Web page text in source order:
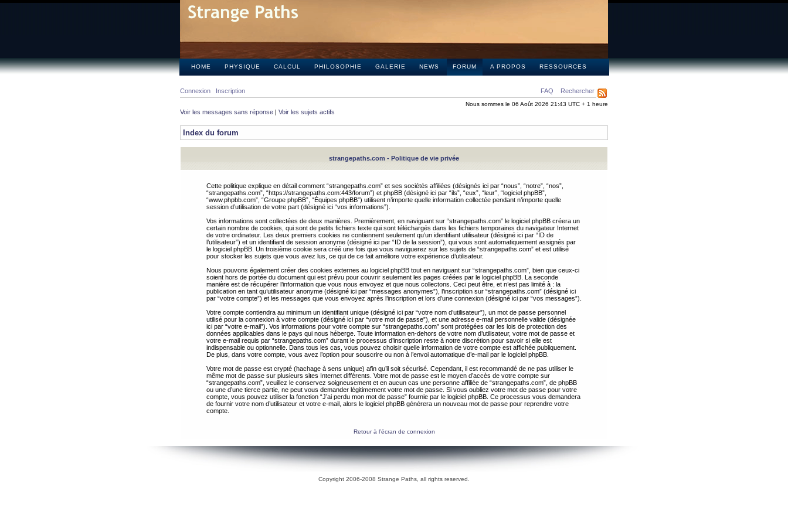
HOME PHYSIQUE CALCUL PHILOSOPHIE GALERIE NEWS FORUM A PROPOS RESSOURCES
FAQ Rechercher
Connexion Inscription
Nous sommes le 06 Août 2026 21:43 UTC + 1 heure
Voir les messages sans réponse | Voir les sujets actifs
Index du forum
strangepaths.com - Politique de vie privée
Cette politique explique en détail comment “strangepaths.com” et ses sociétés affiliées (désignés ici par “nous”, “notre”, “nos”,
“strangepaths.com”, “https://strangepaths.com:443/forum”) et phpBB (désigné ici par “ils”, “eux”, “leur”, “logiciel phpBB”,
“www.phpbb.com”, “Groupe phpBB”, “Équipes phpBB”) utilisent n’importe quelle information collectée pendant n’importe quelle
session d’utilisation de votre part (désigné ici “vos informations”).
Vos informations sont collectées de deux manières. Premièrement, en naviguant sur “strangepaths.com” le logiciel phpBB créera un
certain nombre de cookies, qui sont de petits fichiers texte qui sont téléchargés dans les fichiers temporaires du navigateur Internet
de votre ordinateur. Les deux premiers cookies ne contiennent seulement qu’un identifiant utilisateur (désigné ici par “ID de
l’utilisateur”) et un identifiant de session anonyme (désigné ici par “ID de la session”), qui vous sont automatiquement assignés par
le logiciel phpBB. Un troisième cookie sera créé une fois que vous naviguerez sur les sujets de “strangepaths.com” et est utilisé
pour stocker les sujets que vous avez lus, ce qui de ce fait améliore votre expérience d’utilisateur.
Nous pouvons également créer des cookies externes au logiciel phpBB tout en naviguant sur “strangepaths.com”, bien que ceux-ci
soient hors de portée du document qui est prévu pour couvrir seulement les pages créées par le logiciel phpBB. La seconde
manière est de récupérer l’information que vous nous envoyez et que nous collectons. Ceci peut être, et n’est pas limité à : la
publication en tant qu’utilisateur anonyme (désigné ici par “messages anonymes”), l’inscription sur “strangepaths.com” (désigné ici
par “votre compte”) et les messages que vous envoyez après l’inscription et lors d’une connexion (désigné ici par “vos messages”).
Votre compte contiendra au minimum un identifiant unique (désigné ici par “votre nom d’utilisateur”), un mot de passe personnel
utilisé pour la connexion à votre compte (désigné ici par “votre mot de passe”), et une adresse e-mail personnelle valide (désignée
ici par “votre e-mail”). Vos informations pour votre compte sur “strangepaths.com” sont protégées oar les lois de protection des
données applicables dans le pays qui nous héberge. Toute information en-dehors de votre nom d’utilisateur, votre mot de passe et
votre e-mail requis par “strangepaths.com” durant le processus d’inscription reste à notre discrétion pour savoir si elle est
indispensable ou optionnelle. Dans tous les cas, vous pouvez choisir quelle information de votre compte est affichée publiquement.
De plus, dans votre compte, vous avez l’option pour souscrire ou non à l’envoi automatique d’e-mail par le logiciel phpBB.
Votre mot de passe est crypté (hachage à sens unique) afin qu’il soit sécurisé. Cependant, il est recommandé de ne pas utiliser le
même mot de passe sur plusieurs sites Internet différents. Votre mot de passe est le moyen d’accès de votre compte sur
“strangepaths.com”, veuillez le conservez soigneusement et en aucun cas une personne affiliée de “strangepaths.com”, de phpBB
ou une d’une tierce partie, ne peut vous demander légitimement votre mot de passe. Si vous oubliez votre mot de passe pour votre
compte, vous pouvez utiliser la fonction “J’ai perdu mon mot de passe” fournie par le logiciel phpBB. Ce processus vous demandera
de fournir votre nom d’utilisateur et votre e-mail, alors le logiciel phpBB générera un nouveau mot de passe pour reprendre votre
compte.
Retour à l’écran de connexion
Copyright 2006-2008 Strange Paths, all rights reserved.